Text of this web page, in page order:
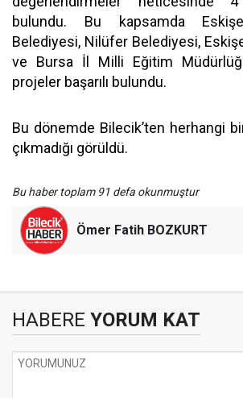
bulundu. Bu kapsamda
Belediyesi, Nilüfer Belediyesi,
ve Bursa İl Milli Eğitim
projeler başarılı bulundu.
Bu dönemde Bilecik’ten herhangi
çıkmadığı görüldü.
Bu haber toplam 91 defa okunmuştur
Ömer Fatih BOZKURT
HABERE YORUM KAT